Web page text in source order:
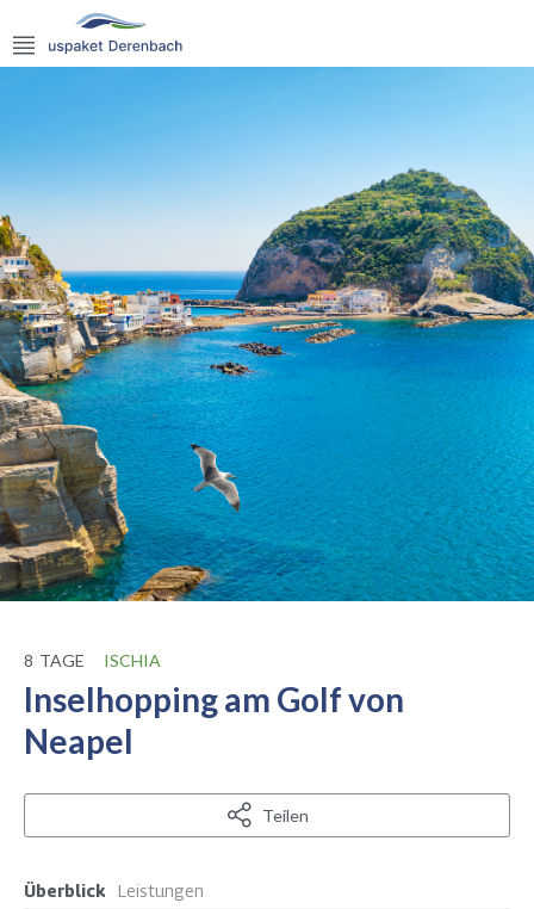
8 TAGE ISCHIA
Inselhopping am Golf von
Neapel
Teilen
Überblick Leistungen